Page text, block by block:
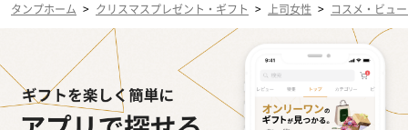
タンプホーム > クリスマスプレゼント・ギフト > 上司女性 > コスメ・ビュ